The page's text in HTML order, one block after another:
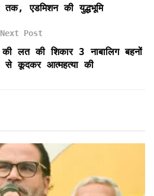
i
n
d
l
तक, एडमिशन की युद्धभूमि
Next Post
लत की शिकार 3 नाबालिग बहनों
से कूदकर आत्महत्या की